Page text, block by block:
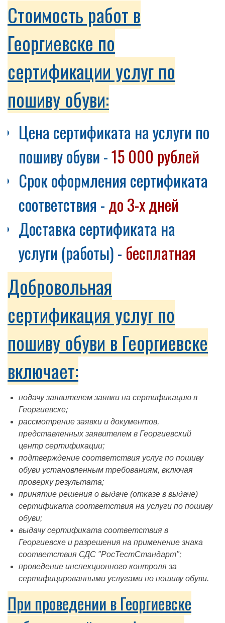
Стоимость работ в
Георгиевске по
сертификации услуг по
пошиву обуви:
Цена сертификата на услуги по
пошиву обуви -15 000 рублей
Срок оформления сертификата
соответствия -до 3-х дней
Доставка сертификата на
услуги (работы) - бесплатная
Добровольная
сертификация услуг по
пошиву обуви в Георгиевске
включает:
подачу заявителем заявки на сертификацию в
Георгиевске;
рассмотрение заявки и документов,
представленных заявителем в Георгиевский
центр сертификации;
подтверждение соответствия услуг по пошиву
обуви установленным требованиям, включая
проверку результата;
принятие решения о выдаче (отказе в выдаче)
сертификата соответствия на услуги по пошиву
обуви;
выдачу сертификата соответствия в
Георгиевске и разрешения на применение знака
соответствия СДС "РосТестСтандарт";
проведение инспекционного контроля за
сертифицированными услугами по пошиву обуви.
При проведении в Георгиевске